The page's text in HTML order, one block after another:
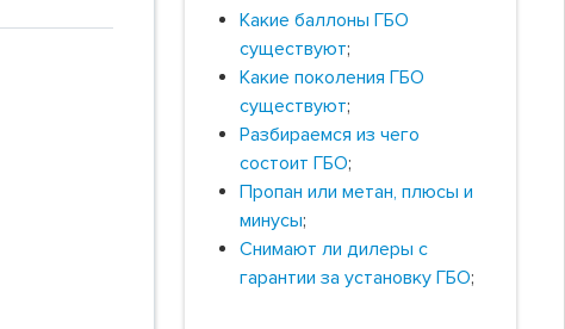
Какие баллоны ГБО
существуют;
Какие поколения ГБО
существуют;
Разбираемся из чего
состоит ГБО;
Пропан или метан, плюсы и
минусы;
Снимают ли дилеры с
гарантии за установку ГБО;